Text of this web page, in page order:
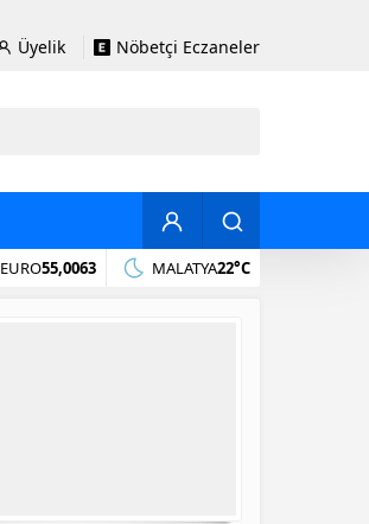
Üyelik Nöbetçi Eczaneler
EURO55,0063 MALATYA22°C